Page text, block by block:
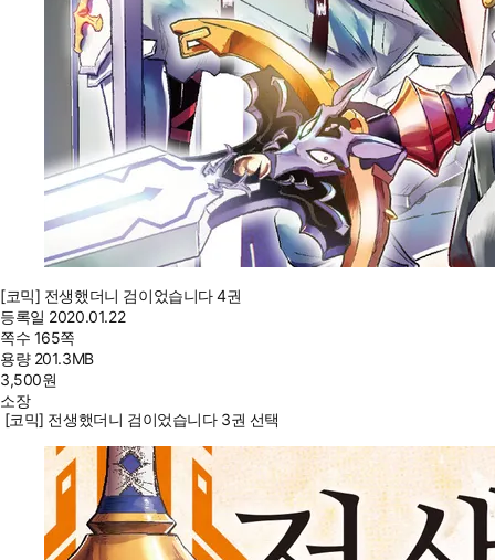
[코믹] 전생했더니 검이었습니다 4권
등록일 2020.01.22
쪽수 165쪽
용량 201.3MB
3,500원
소장
[코믹] 전생했더니 검이었습니다 3권 선택